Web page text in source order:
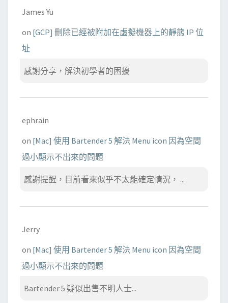
James Yu
on [GCP] 刪除已經被附加在虛擬機器上的靜態 IP 位
址
感謝分享，解決初學者的困擾
ephrain
on [Mac] 使用 Bartender 5 解決 Menu icon 因為空間
過小顯示不出來的問題
感謝提醒，目前看來似乎不太能確定情況， ...
Jerry
on [Mac] 使用 Bartender 5 解決 Menu icon 因為空間
過小顯示不出來的問題
Bartender 5 疑似出售不明人士...